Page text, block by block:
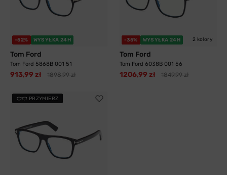
-52% WYSYŁKA 24H
Tom Ford
Tom Ford 5868B 001 51
913,99 zł 1898,99 zł
-35% WYSYŁKA 24H 2 kolory
Tom Ford
Tom Ford 6038B 001 56
1206,99 zł 1849,99 zł
PRZYMIERZ